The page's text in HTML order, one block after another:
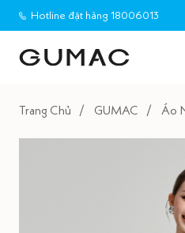
Hotline đặt hàng 18006013
Trang Chủ GUMAC Áo